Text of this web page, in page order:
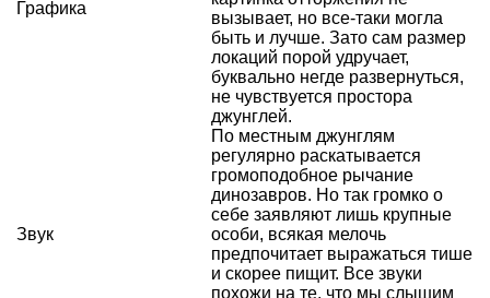
Графика
вызывает, но все-таки могла
быть и лучше. Зато сам размер
локаций порой удручает,
буквально негде развернуться,
не чувствуется простора
джунглей.
Звук
По местным джунглям
регулярно раскатывается
громоподобное рычание
динозавров. Но так громко о
себе заявляют лишь крупные
особи, всякая мелочь
предпочитает выражаться тише
и скорее пищит. Все звуки
похожи на те, что мы слышим